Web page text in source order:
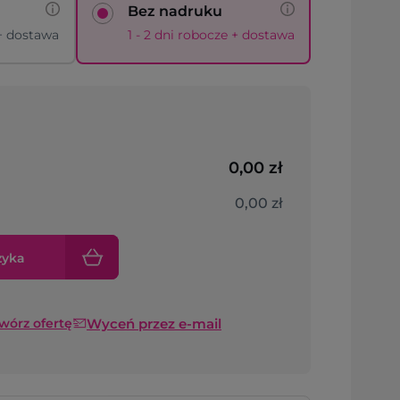
dostawa
Bez nadruku
1 - 2 dni robocze + dostawa
0,00 zł
0,00 zł
ofertę Wyceń przez e-mail